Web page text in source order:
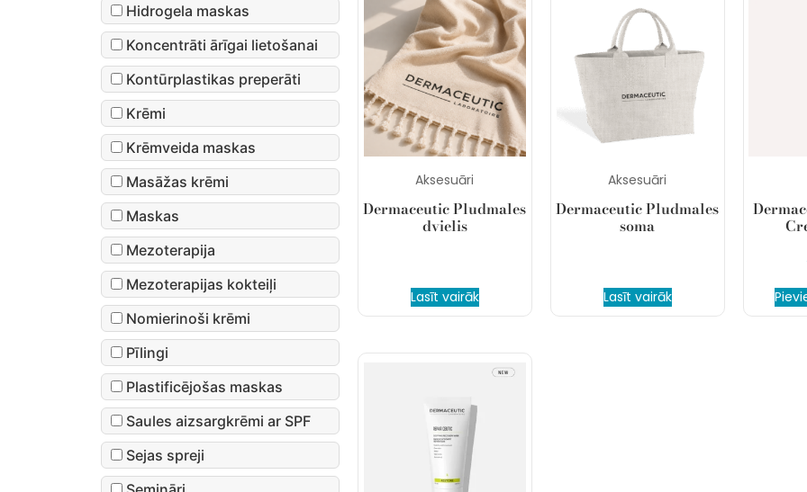
Hidrogela maskas
Koncentrāti ārīgai lietošanai
Kontūrplastikas preperāti
Krēmi
Krēmveida maskas
Masāžas krēmi
Maskas
Mezoterapija
Mezoterapijas kokteiļi
Nomierinoši krēmi
Pīlingi
Plastificējošas maskas
Saules aizsargkrēmi ar SPF
Sejas spreji
Aksesuāri
Dermaceutic Pludmales
dvielis
Lasīt vairāk
Aksesuāri
Dermaceutic Pludmales
soma
Lasīt vairāk